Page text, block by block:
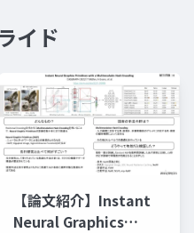
イド
【論文紹介】Instant
Neural Graphics